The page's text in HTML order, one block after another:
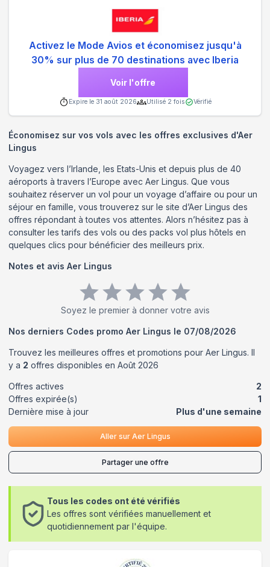
Activez le Mode Avios et économisez jusqu'à
30% sur plus de 70 destinations avec Iberia
Voir l'offre
Expire le 31 août 2026 Utilisé 2 fois Vérifié
Économisez sur vos vols avec les offres exclusives d'Aer
Lingus
Voyagez vers l’Irlande, les Etats-Unis et depuis plus de 40
aéroports à travers l’Europe avec Aer Lingus. Que vous
souhaitez réserver un vol pour un voyage d’affaire ou pour un
séjour en famille, vous trouverez sur le site d’Aer Lingus des
offres répondant à toutes vos attentes. Alors n’hésitez pas à
consulter les tarifs des vols ou des packs vol plus hôtels en
quelques clics pour bénéficier des meilleurs prix.
Notes et avis Aer Lingus
Soyez le premier à donner votre avis
Nos derniers Codes promo Aer Lingus le 07/08/2026
Trouvez les meilleures offres et promotions pour Aer Lingus. Il
y a 2 offres disponibles en Août 2026
Offres actives
2
Offres expirée(s)
1
Dernière mise à jour
Plus d'une semaine
Aller sur Aer Lingus
Partager une offre
Tous les codes ont été vérifiés
Les offres sont vérifiées manuellement et
quotidiennement par l'équipe.